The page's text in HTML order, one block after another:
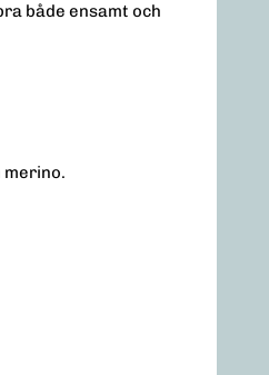
både ensamt och
merino.